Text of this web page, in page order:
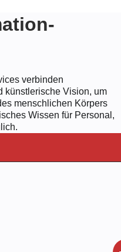
verbinden
künstlerische Vision, um
menschlichen Körpers
Wissen für Personal,